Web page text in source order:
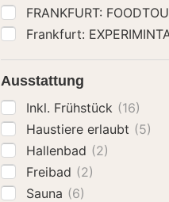
FRANKFURT:
Frankfurt:
Ausstattung
Inkl. Frühstück (16)
Haustiere erlaubt (5)
Hallenbad (2)
Freibad (2)
Sauna (6)